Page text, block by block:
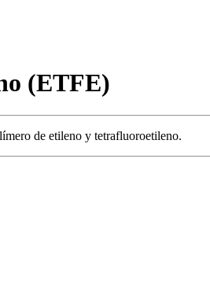
(ETFE)
de etileno y tetrafluoroetileno.